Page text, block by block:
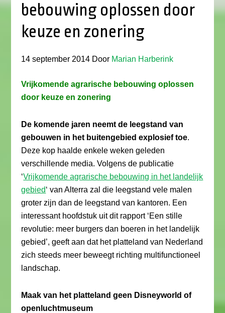
bebouwing oplossen door
keuze en zonering
14 september 2014 Door Marian Harberink
Vrijkomende agrarische bebouwing oplossen
door keuze en zonering
De komende jaren neemt de leegstand van
gebouwen in het buitengebied explosief toe.
Deze kop haalde enkele weken geleden
verschillende media. Volgens de publicatie
‘Vrijkomende agrarische bebouwing in het landelijk
gebied‘ van Alterra zal die leegstand vele malen
groter zijn dan de leegstand van kantoren. Een
interessant hoofdstuk uit dit rapport ‘Een stille
revolutie: meer burgers dan boeren in het landelijk
gebied’, geeft aan dat het platteland van Nederland
zich steeds meer beweegt richting multifunctioneel
landschap.
Maak van het platteland geen Disneyworld of
openluchtmuseum